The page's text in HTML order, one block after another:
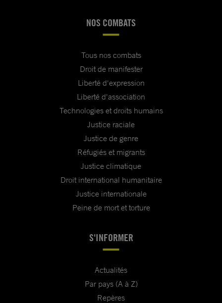
NOS COMBATS
Tous nos combats
Droit de manifester
Liberté d'expression
Liberté d'association
Technologies et droits humains
Justice raciale
Justice de genre
Réfugiés et migrants
Justice climatique
Droit international humanitaire
Justice internationale
Peine de mort et torture
S'INFORMER
Actualités
Par pays (A à Z)
Repères